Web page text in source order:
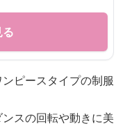
ピースタイプの制服
スの回転や動きに美